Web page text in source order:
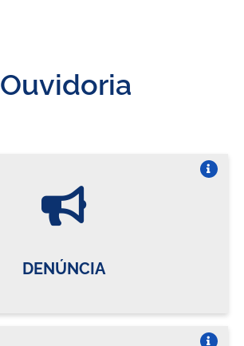
Ouvidoria
DENÚNCIA